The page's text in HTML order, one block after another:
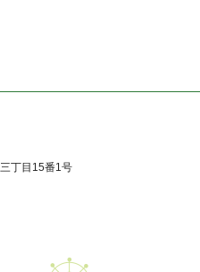
丁目15番1号